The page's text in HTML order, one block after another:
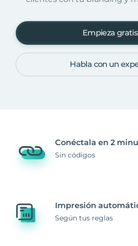
Empieza gratis
Habla con un
Conéctala en 2
Sin códigos
Impresión
Según tus reglas